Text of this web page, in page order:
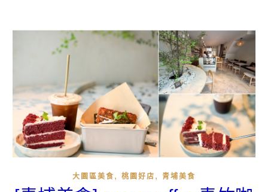
大園區美食 , 桃園好店 , 青埔美食